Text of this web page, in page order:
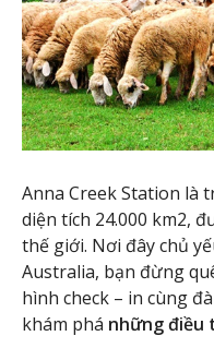
Anna Creek Station là
diện tích 24.000 km2,
thế giới. Nơi đây chủ
Australia, bạn đừng
hình check – in cùng
khám phá những điều